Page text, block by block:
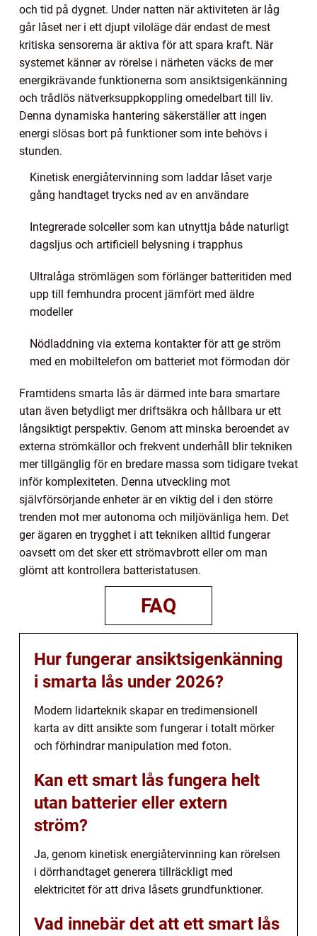
och tid på dygnet. Under natten när aktiviteten är låg
går låset ner i ett djupt viloläge där endast de mest
kritiska sensorerna är aktiva för att spara kraft. När
systemet känner av rörelse i närheten väcks de mer
energikrävande funktionerna som ansiktsigenkänning
och trådlös nätverksuppkoppling omedelbart till liv.
Denna dynamiska hantering säkerställer att ingen
energi slösas bort på funktioner som inte behövs i
stunden.
Kinetisk energiåtervinning som laddar låset varje
gång handtaget trycks ned av en användare
Integrerade solceller som kan utnyttja både naturligt
dagsljus och artificiell belysning i trapphus
Ultralåga strömlägen som förlänger batteritiden med
upp till femhundra procent jämfört med äldre
modeller
Nödladdning via externa kontakter för att ge ström
med en mobiltelefon om batteriet mot förmodan dör
Framtidens smarta lås är därmed inte bara smartare
utan även betydligt mer driftsäkra och hållbara ur ett
långsiktigt perspektiv. Genom att minska beroendet av
externa strömkällor och frekvent underhåll blir tekniken
mer tillgänglig för en bredare massa som tidigare tvekat
inför komplexiteten. Denna utveckling mot
självförsörjande enheter är en viktig del i den större
trenden mot mer autonoma och miljövänliga hem. Det
ger ägaren en trygghet i att tekniken alltid fungerar
oavsett om det sker ett strömavbrott eller om man
glömt att kontrollera batteristatusen.
FAQ
Hur fungerar ansiktsigenkänning
i smarta lås under 2026?
Modern lidarteknik skapar en tredimensionell
karta av ditt ansikte som fungerar i totalt mörker
och förhindrar manipulation med foton.
Kan ett smart lås fungera helt
utan batterier eller extern
ström?
Ja, genom kinetisk energiåtervinning kan rörelsen
i dörrhandtaget generera tillräckligt med
elektricitet för att driva låsets grundfunktioner.
Vad innebär det att ett smart lås